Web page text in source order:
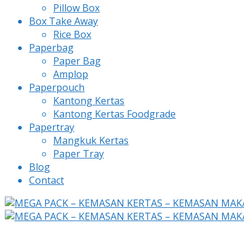
Pillow Box
Box Take Away
Rice Box
Paperbag
Paper Bag
Amplop
Paperpouch
Kantong Kertas
Kantong Kertas Foodgrade
Papertray
Mangkuk Kertas
Paper Tray
Blog
Contact